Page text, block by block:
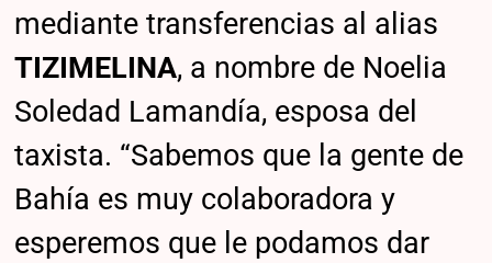
mediante transferencias al alias
TIZIMELINA, a nombre de Noelia
Soledad Lamandía, esposa del
taxista. “Sabemos que la gente de
Bahía es muy colaboradora y
esperemos que le podamos dar